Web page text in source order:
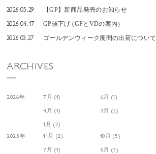
2026.05.29 【GP】新商品発売のお知らせ
2026.04.17 GP値下げ (GPとVDの案内）
2026.03.27 ゴールデンウィーク期間の出荷について
ARCHIVES
2026年 7月 (1) 6月 (1)
4月 (1)
3月 (2)
1月 (2)
2025年
11月 (2) 10月 (5)
7月 (1)
6月 (7)